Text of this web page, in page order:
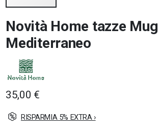
all'inizio
della
galleria
immagini
Novità Home tazze Mug
Mediterraneo
35,00 €
RISPARMIA 5% EXTRA ›